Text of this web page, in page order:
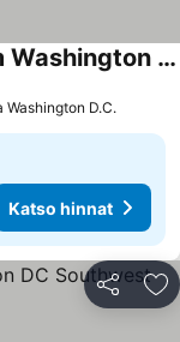
Days Inn by Wyndham Lanham Washington DC
Washington D.C.
Katso hinnat
Jaa